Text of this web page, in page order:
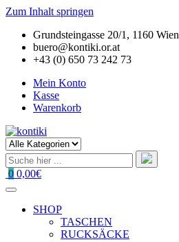
Zum Inhalt springen
Grundsteingasse 20/1, 1160 Wien
buero@kontiki.or.at
+43 (0) 650 73 242 73
Mein Konto
Kasse
Warenkorb
0 0,00€
SHOP
TASCHEN
RUCKSÄCKE